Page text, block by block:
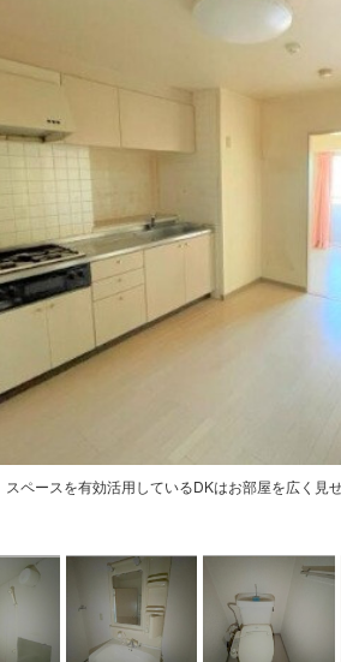
スペースを有効活用しているDKはお部屋を広く見